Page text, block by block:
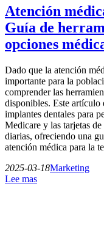
Atención
Guía de
opciones
Dado que la atención
importante para la
comprender las
disponibles. Este artículo
implantes dentales para
Medicare y las tarjetas
diarias, ofreciendo una
atención médica para la
2025-03-18Marketing
Lee mas